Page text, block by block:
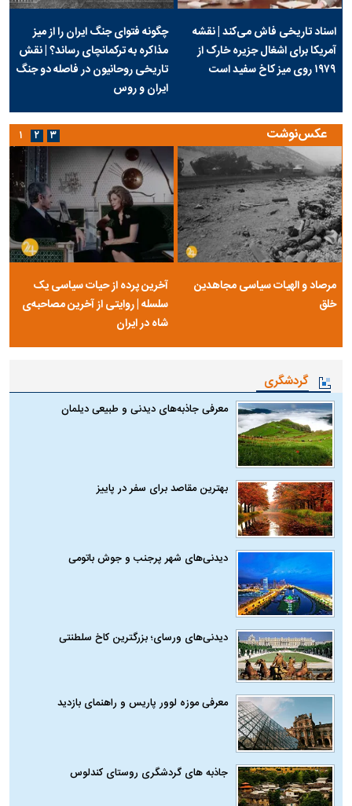
اسناد تاریخی فاش می‌کند | نقشه
آمریکا برای اشغال جزیره خارک از
۱۹۷۹ روی میز کاخ سفید است
چگونه فتوای جنگ ایران را از میز
مذاکره به ترکمانچای رساند؟ | نقش
تاریخی روحانیون در فاصله دو جنگ
ایران و روس
عکس‌نوشت
مرصاد و الهیات سیاسی مجاهدین
خلق
آخرین پرده از حیات سیاسی یک
سلسله | روایتی از آخرین مصاحبه‌ی
شاه در ایران
۱ ۲ ۳
گردشگری
معرفی جاذبه‌های دیدنی و طبیعی دیلمان
بهترین مقاصد برای سفر در پاییز
دیدنی‌های شهر پرجنب و جوش باتومی
دیدنی‌های ورسای؛ بزرگترین کاخ سلطنتی
معرفی موزه لوور پاریس و راهنمای بازدید
جاذبه های گردشگری روستای کندلوس